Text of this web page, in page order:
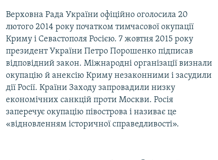
Верховна Рада України офіційно оголосила 20
лютого 2014 року початком тимчасової окупації
Криму і Севастополя Росією. 7 жовтня 2015 року
президент України Петро Порошенко підписав
відповідний закон. Міжнародні організації визнали
окупацію й анексію Криму незаконними і засудили
дії Росії. Країни Заходу запровадили низку
економічних санкцій проти Москви. Росія
заперечує окупацію півострова і називає це
«відновленням історичної справедливості».